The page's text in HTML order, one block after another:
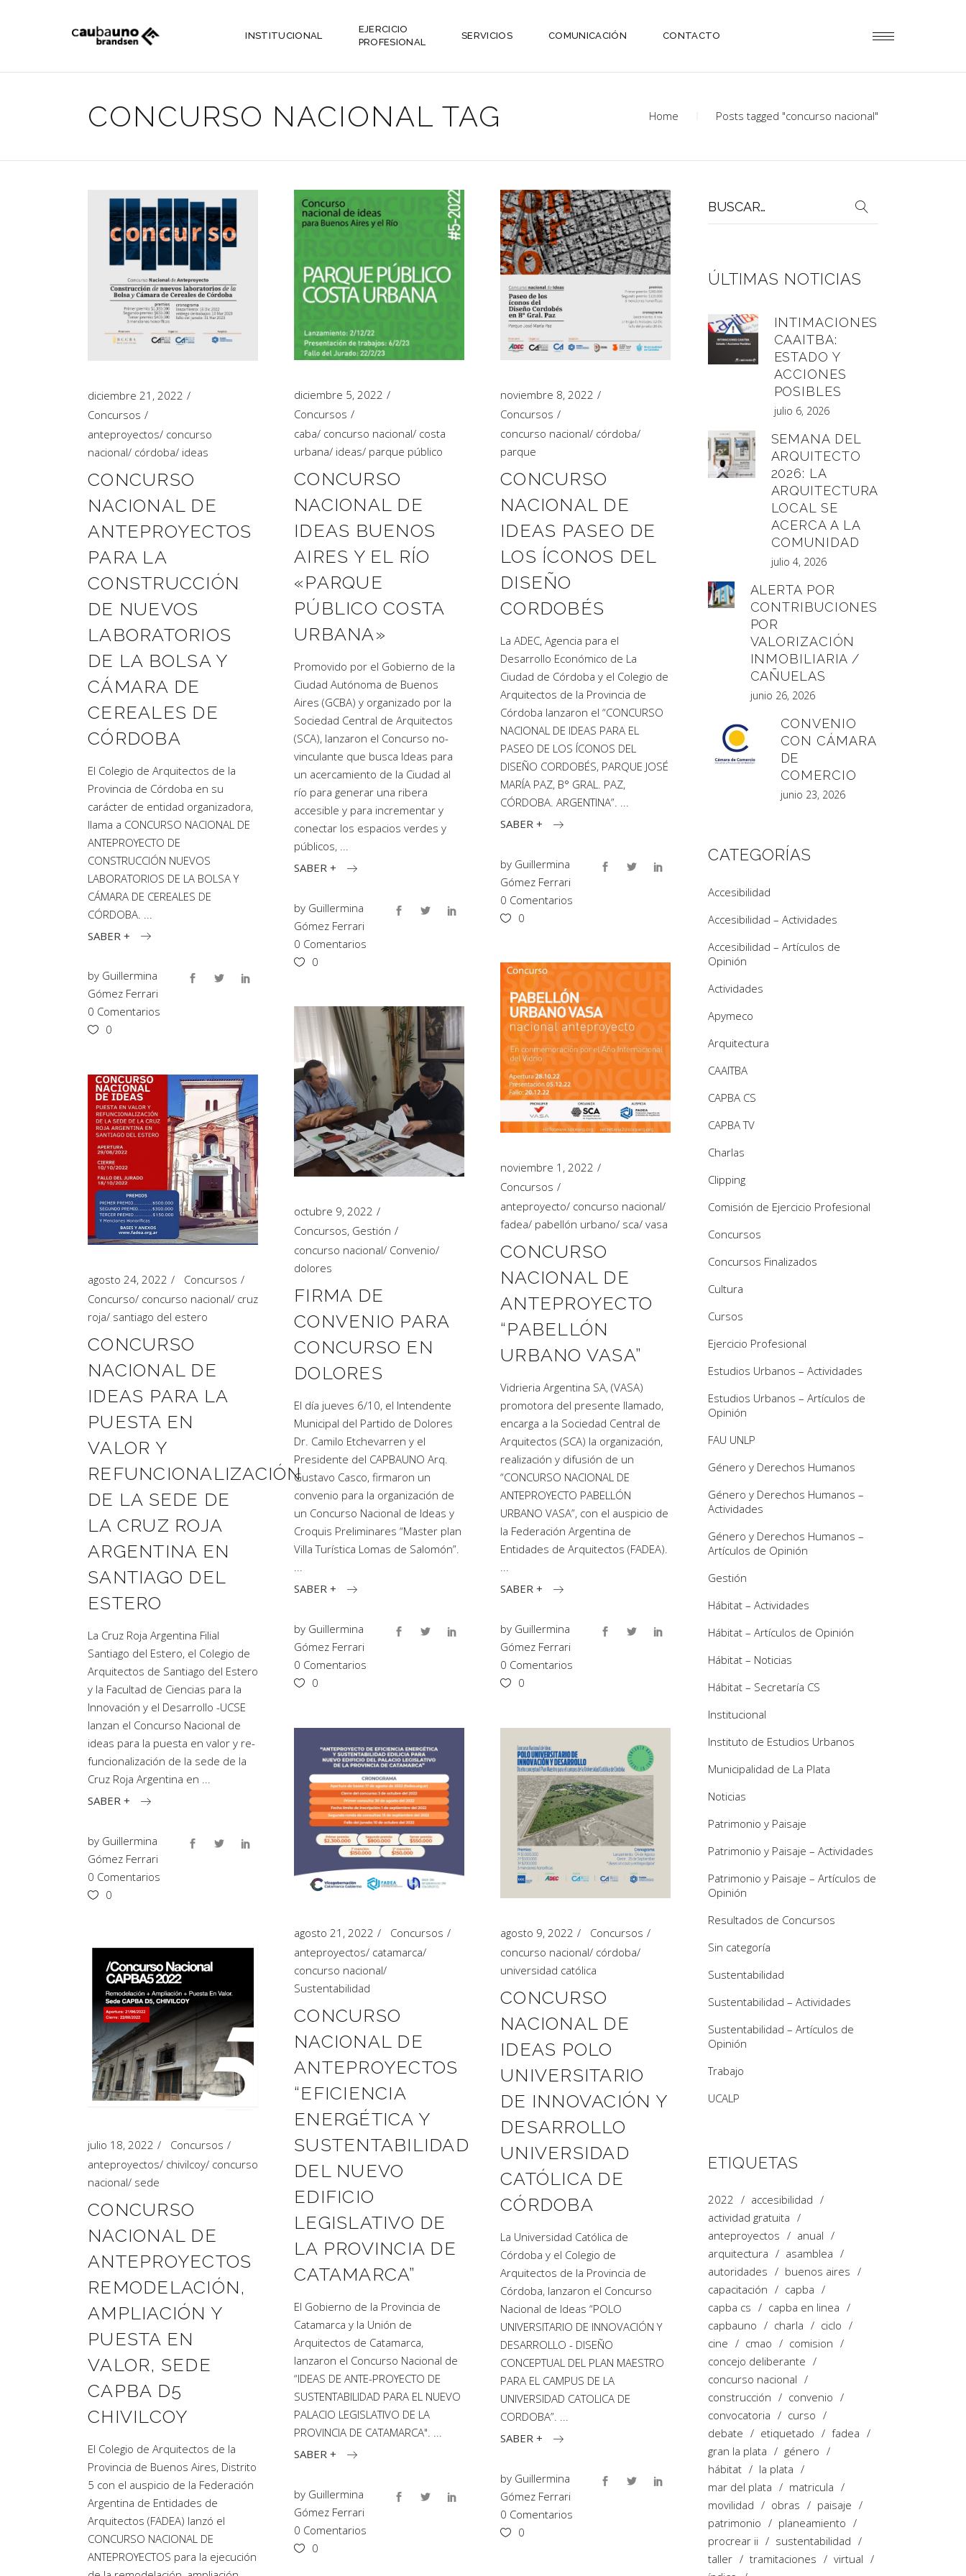
INSTITUCIONAL
EJERCICIO
PROFESIONAL
SERVICIOS COMUNICACIÓN CONTACTO
CONCURSO NACIONAL TAG Home Posts tagged "concurso nacional"
diciembre 21, 2022
Concursos
anteproyectos/ concurso
nacional/ córdoba/ ideas
CONCURSO
NACIONAL DE
ANTEPROYECTOS
PARA LA
CONSTRUCCIÓN
DE NUEVOS
LABORATORIOS
DE LA BOLSA Y
CÁMARA DE
CEREALES DE
CÓRDOBA
El Colegio de Arquitectos de la
Provincia de Córdoba en su
carácter de entidad organizadora,
llama a CONCURSO NACIONAL DE
ANTEPROYECTO DE
CONSTRUCCIÓN NUEVOS
LABORATORIOS DE LA BOLSA Y
CÁMARA DE CEREALES DE
CÓRDOBA.
SABER +
by Guillermina
Gómez Ferrari
0 Comentarios
0
diciembre 5, 2022
Concursos
caba/ concurso nacional/ costa
urbana/ ideas/ parque público
CONCURSO
NACIONAL DE
IDEAS BUENOS
AIRES Y EL RÍO
«PARQUE
PÚBLICO COSTA
URBANA»
Promovido por el Gobierno de la
Ciudad Autónoma de Buenos
Aires (GCBA) y organizado por la
Sociedad Central de Arquitectos
(SCA), lanzaron el Concurso no-
vinculante que busca Ideas para
un acercamiento de la Ciudad al
río para generar una ribera
accesible y para incrementar y
conectar los espacios verdes y
públicos,
SABER +
by Guillermina
Gómez Ferrari
0 Comentarios
0
noviembre 8, 2022
Concursos
concurso nacional/ córdoba/
parque
CONCURSO
NACIONAL DE
IDEAS PASEO DE
LOS ÍCONOS DEL
DISEÑO
CORDOBÉS
La ADEC, Agencia para el
Desarrollo Económico de La
Ciudad de Córdoba y el Colegio de
Arquitectos de la Provincia de
Córdoba lanzaron el “CONCURSO
NACIONAL DE IDEAS PARA EL
PASEO DE LOS ÍCONOS DEL
DISEÑO CORDOBÉS, PARQUE JOSÉ
MARÍA PAZ, B° GRAL. PAZ,
CÓRDOBA. ARGENTINA”.
SABER +
by Guillermina
Gómez Ferrari
0 Comentarios
0
noviembre 1, 2022
Concursos
anteproyecto/ concurso nacional/
fadea/ pabellón urbano/ sca/ vasa
CONCURSO
NACIONAL DE
ANTEPROYECTO
“PABELLÓN
URBANO VASA”
Vidrieria Argentina SA, (VASA)
promotora del presente llamado,
encarga a la Sociedad Central de
Arquitectos (SCA) la organización,
realización y difusión de un
“CONCURSO NACIONAL DE
ANTEPROYECTO PABELLÓN
URBANO VASA”, con el auspicio de
la Federación Argentina de
Entidades de Arquitectos (FADEA).
SABER +
by Guillermina
Gómez Ferrari
0 Comentarios
0
octubre 9, 2022
Concursos, Gestión
concurso nacional/ Convenio/
dolores
FIRMA DE
CONVENIO PARA
CONCURSO EN
DOLORES
El día jueves 6/10, el Intendente
Municipal del Partido de Dolores
Dr. Camilo Etchevarren y el
Presidente del CAPBAUNO Arq.
Gustavo Casco, firmaron un
convenio para la organización de
un Concurso Nacional de Ideas y
Croquis Preliminares “Master plan
Villa Turística Lomas de Salomón”.
SABER +
by Guillermina
Gómez Ferrari
0 Comentarios
0
agosto 24, 2022
Concursos
Concurso/ concurso nacional/ cruz
roja/ santiago del estero
CONCURSO
NACIONAL DE
IDEAS PARA LA
PUESTA EN
VALOR Y
REFUNCIONALIZACIÓN
DE LA SEDE DE
LA CRUZ ROJA
ARGENTINA EN
SANTIAGO DEL
ESTERO
La Cruz Roja Argentina Filial
Santiago del Estero, el Colegio de
Arquitectos de Santiago del Estero
y la Facultad de Ciencias para la
Innovación y el Desarrollo -UCSE
lanzan el Concurso Nacional de
ideas para la puesta en valor y re-
funcionalización de la sede de la
Cruz Roja Argentina en
SABER +
by Guillermina
Gómez Ferrari
0 Comentarios
0
agosto 21, 2022
Concursos
anteproyectos/ catamarca/
concurso nacional/
Sustentabilidad
CONCURSO
NACIONAL DE
ANTEPROYECTOS
“EFICIENCIA
ENERGÉTICA Y
SUSTENTABILIDAD
DEL NUEVO
EDIFICIO
LEGISLATIVO DE
LA PROVINCIA DE
CATAMARCA”
El Gobierno de la Provincia de
Catamarca y la Unión de
Arquitectos de Catamarca,
lanzaron el Concurso Nacional de
“IDEAS DE ANTE-PROYECTO DE
SUSTENTABILIDAD PARA EL NUEVO
PALACIO LEGISLATIVO DE LA
PROVINCIA DE CATAMARCA".
SABER +
by Guillermina
Gómez Ferrari
0 Comentarios
0
agosto 9, 2022
Concursos
concurso nacional/ córdoba/
universidad católica
CONCURSO
NACIONAL DE
IDEAS POLO
UNIVERSITARIO
DE INNOVACIÓN Y
DESARROLLO
UNIVERSIDAD
CATÓLICA DE
CÓRDOBA
La Universidad Católica de
Córdoba y el Colegio de
Arquitectos de la Provincia de
Córdoba, lanzaron el Concurso
Nacional de Ideas “POLO
UNIVERSITARIO DE INNOVACIÓN Y
DESARROLLO - DISEÑO
CONCEPTUAL DEL PLAN MAESTRO
PARA EL CAMPUS DE LA
UNIVERSIDAD CATOLICA DE
CORDOBA”.
SABER +
by Guillermina
Gómez Ferrari
0 Comentarios
0
julio 18, 2022
Concursos
anteproyectos/ chivilcoy/ concurso
nacional/ sede
CONCURSO
NACIONAL DE
ANTEPROYECTOS
REMODELACIÓN,
AMPLIACIÓN Y
PUESTA EN
VALOR, SEDE
CAPBA D5
CHIVILCOY
El Colegio de Arquitectos de la
Provincia de Buenos Aires, Distrito
5 con el auspicio de la Federación
Argentina de Entidades de
Arquitectos (FADEA) lanzó el
CONCURSO NACIONAL DE
ANTEPROYECTOS para la ejecución
por:
ÚLTIMAS NOTICIAS
INTIMACIONES
CAAITBA:
ESTADO Y
ACCIONES
POSIBLES
julio 6, 2026
SEMANA DEL
ARQUITECTO
2026: LA
ARQUITECTURA
LOCAL SE
ACERCA A LA
COMUNIDAD
julio 4, 2026
ALERTA POR
CONTRIBUCIONES
POR
VALORIZACIÓN
INMOBILIARIA /
CAÑUELAS
junio 26, 2026
CONVENIO
CON CÁMARA
DE
COMERCIO
junio 23, 2026
CATEGORÍAS
Accesibilidad
Accesibilidad – Actividades
Accesibilidad – Artículos de
Opinión
Actividades
Apymeco
Arquitectura
CAAITBA
CAPBA CS
CAPBA TV
Charlas
Clipping
Comisión de Ejercicio Profesional
Concursos
Concursos Finalizados
Cultura
Cursos
Ejercicio Profesional
Estudios Urbanos – Actividades
Estudios Urbanos – Artículos de
Opinión
FAU UNLP
Género y Derechos Humanos
Género y Derechos Humanos –
Actividades
Género y Derechos Humanos –
Artículos de Opinión
Gestión
Hábitat – Actividades
Hábitat – Artículos de Opinión
Hábitat – Noticias
Hábitat – Secretaría CS
Institucional
Instituto de Estudios Urbanos
Municipalidad de La Plata
Noticias
Patrimonio y Paisaje
Patrimonio y Paisaje – Actividades
Patrimonio y Paisaje – Artículos de
Opinión
Resultados de Concursos
Sin categoría
Sustentabilidad
Sustentabilidad – Actividades
Sustentabilidad – Artículos de
Opinión
Trabajo
UCALP
ETIQUETAS
2022
accesibilidad
actividad gratuita
anteproyectos
anual
arquitectura
asamblea
autoridades
buenos aires
capacitación
capba
capba cs
capba en linea
capbauno
charla
ciclo
cine
cmao
comision
concejo deliberante
concurso nacional
construcción
convenio
convocatoria
curso
debate
etiquetado
fadea
gran la plata
género
hábitat
la plata
mar del plata
matricula
movilidad
obras
paisaje
patrimonio
planeamiento
procrear ii
sustentabilidad
taller
tramitaciones
virtual